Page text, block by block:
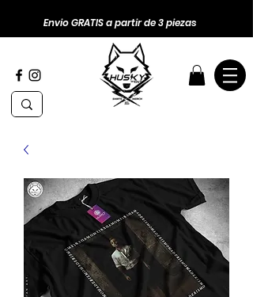
Envio GRATIS a partir de 3 piezas